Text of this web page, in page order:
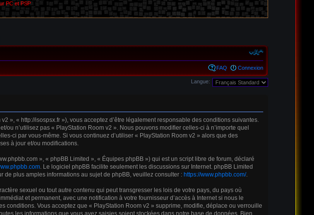
PC et PSP
FAQ Connexion
Langue:
», « http://isospsx.fr »), vous acceptez d’être légalement responsable des conditions suivantes.
n’utilisez pas « PlayStation Room v2 ». Nous pouvons modifier celles-ci à n’importe quel
ci par vous-même. Si vous continuez d’utiliser « PlayStation Room v2 » alors que des
à jour et/ou modifications.
», « phpBB Limited », « Équipes phpBB ») qui est un script libre de forum, déclaré
. Le logiciel phpBB facilite seulement les discussions sur Internet. phpBB Limited
de plus amples informations au sujet de phpBB, veuillez consulter : https://www.phpbb.com/.
sexuel ou tout autre contenu qui peut transgresser les lois de votre pays, du pays où
et permanent, avec une notification à votre fournisseur d’accès à Internet si nous le
Vous acceptez que « PlayStation Room v2 » supprime, modifie, déplace ou verrouille
les informations que vous avez saisies soient stockées dans notre base de données. Bien